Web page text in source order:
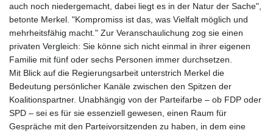
auch noch niedergemacht, dabei liegt es in der Natur der Sache",
betonte Merkel. "Kompromiss ist das, was Vielfalt möglich und
mehrheitsfähig macht." Zur Veranschaulichung zog sie einen
privaten Vergleich: Sie könne sich nicht einmal in ihrer eigenen
Familie mit fünf oder sechs Personen immer durchsetzen.
Mit Blick auf die Regierungsarbeit unterstrich Merkel die
Bedeutung persönlicher Kanäle zwischen den Spitzen der
Koalitionspartner. Unabhängig von der Parteifarbe – ob FDP oder
SPD – sei es für sie essenziell gewesen, einen Raum für
Gespräche mit den Parteivorsitzenden zu haben, in dem eine